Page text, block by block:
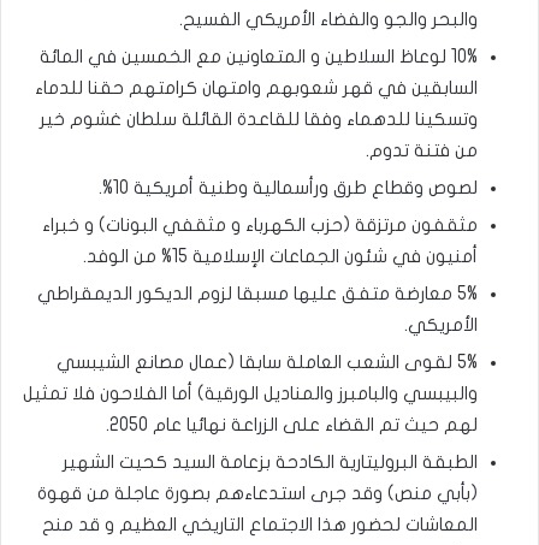
والبحر والجو والفضاء الأمريكي الفسيح.
10% لوعاظ السلاطين و المتعاونين مع الخمسين في المائة
السابقين في قهر شعوبهم وامتهان كرامتهم حقنا للدماء
وتسكينا للدهماء وفقا للقاعدة القائلة سلطان غشوم خير
من فتنة تدوم.
لصوص وقطاع طرق ورأسمالية وطنية أمريكية 10%.
مثقفون مرتزقة (حزب الكهرباء و مثقفي البونات) و خبراء
أمنيون في شئون الجماعات الإسلامية 15% من الوفد.
5% معارضة متفق عليها مسبقا لزوم الديكور الديمقراطي
الأمريكي.
5% لقوى الشعب العاملة سابقا (عمال مصانع الشيبسي
والبيبسي والبامبرز والمناديل الورقية) أما الفلاحون فلا تمثيل
لهم حيث تم القضاء على الزراعة نهائيا عام 2050.
الطبقة البروليتارية الكادحة بزعامة السيد كحيت الشهير
(بأبي منص) وقد جرى استدعاءهم بصورة عاجلة من قهوة
المعاشات لحضور هذا الاجتماع التاريخي العظيم و قد منح